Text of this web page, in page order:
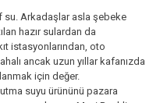
su. Arkadaşlar asla şebeke
hazır sulardan da
istasyonlarından, oto
ancak uzun yıllar kafanızda
için değer.
suyu ürününü pazara